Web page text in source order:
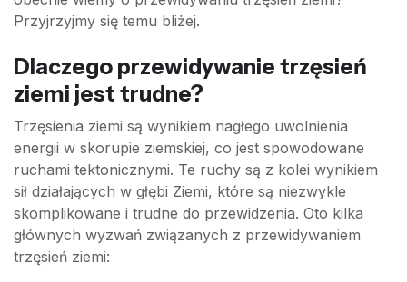
Przyjrzyjmy się temu bliżej.
Dlaczego przewidywanie trzęsień
ziemi jest trudne?
Trzęsienia ziemi są wynikiem nagłego uwolnienia
energii w skorupie ziemskiej, co jest spowodowane
ruchami tektonicznymi. Te ruchy są z kolei wynikiem
sił działających w głębi Ziemi, które są niezwykle
skomplikowane i trudne do przewidzenia. Oto kilka
głównych wyzwań związanych z przewidywaniem
trzęsień ziemi: